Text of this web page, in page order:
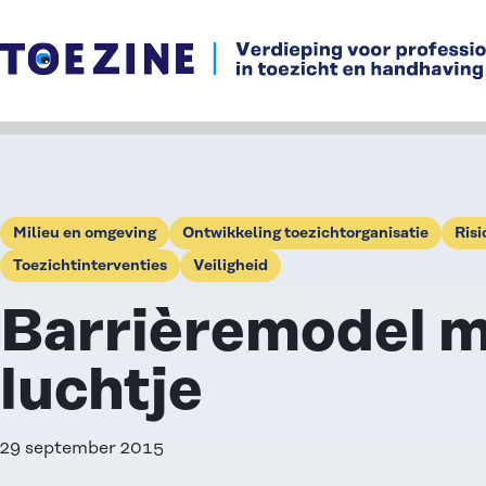
Ga naar de inhoud
Milieu en omgeving Ontwikkeling toezichtorganisatie
Toezichtinterventies
Veiligheid
Barrièremodel
luchtje
29 september 2015